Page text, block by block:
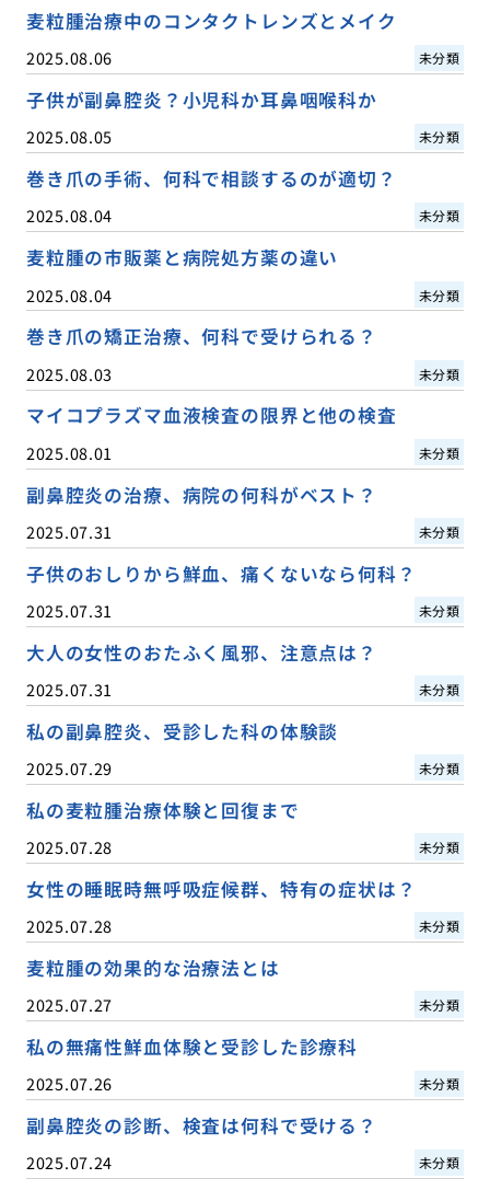
麦粒腫治療中のコンタクトレンズとメイク
2025.08.06 未分類
子供が副鼻腔炎？小児科か耳鼻咽喉科か
2025.08.05 未分類
巻き爪の手術、何科で相談するのが適切？
2025.08.04 未分類
麦粒腫の市販薬と病院処方薬の違い
2025.08.04 未分類
巻き爪の矯正治療、何科で受けられる？
2025.08.03 未分類
マイコプラズマ血液検査の限界と他の検査
2025.08.01 未分類
副鼻腔炎の治療、病院の何科がベスト？
2025.07.31 未分類
子供のおしりから鮮血、痛くないなら何科？
2025.07.31 未分類
大人の女性のおたふく風邪、注意点は？
2025.07.31 未分類
私の副鼻腔炎、受診した科の体験談
2025.07.29 未分類
私の麦粒腫治療体験と回復まで
2025.07.28 未分類
女性の睡眠時無呼吸症候群、特有の症状は？
2025.07.28 未分類
麦粒腫の効果的な治療法とは
2025.07.27 未分類
私の無痛性鮮血体験と受診した診療科
2025.07.26 未分類
副鼻腔炎の診断、検査は何科で受ける？
2025.07.24 未分類